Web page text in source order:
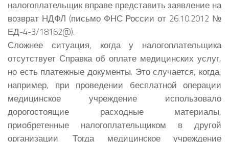
налогоплательщик вправе представить заявление на
возврат НДФЛ (письмо ФНС России от 26.10.2012 №
ЕД-4-3/18162@).
Сложнее ситуация, когда у налогоплательщика
отсутствует Справка об оплате медицинских услуг,
но есть платежные документы. Это случается, когда,
например, при проведении бесплатной операции
медицинское учреждение использовало
дорогостоящие расходные материалы,
приобретенные налогоплательщиком в другой
организации. Тогда медицинское учреждение